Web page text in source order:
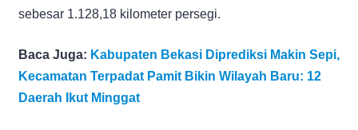
sebesar 1.128,18 kilometer persegi.
Baca Juga: Kabupaten Bekasi Diprediksi Makin Sepi,
Kecamatan Terpadat Pamit Bikin Wilayah Baru: 12
Daerah Ikut Minggat